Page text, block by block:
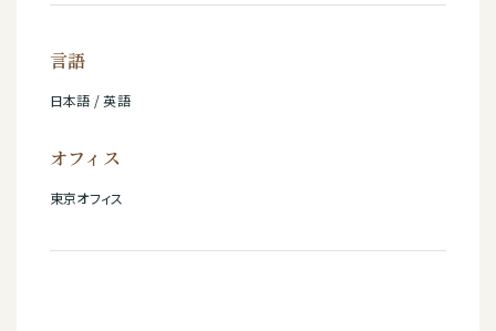
言語
日本語 / 英語
オフィス
東京オフィス